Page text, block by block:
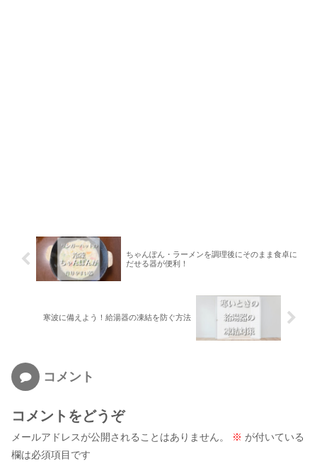
ちゃんぽん・ラーメンを調理後にそのまま食卓に
だせる器が便利！
寒波に備えよう！給湯器の凍結を防ぐ方法
コメント
コメントをどうぞ
メールアドレスが公開されることはありません。 ※ が付いている
欄は必須項目です